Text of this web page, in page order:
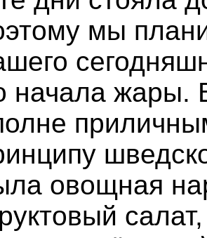
мы
начала жары.
овощная